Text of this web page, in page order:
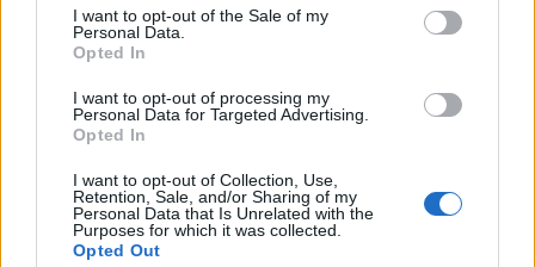
I want to opt-out of the Sale of my
Personal Data.
Opted In
I want to opt-out of processing my
Personal Data for Targeted Advertising.
Opted In
I want to opt-out of Collection, Use,
Retention, Sale, and/or Sharing of my
Personal Data that Is Unrelated with the
Purposes for which it was collected.
Opted Out
Σχετικά Άρθρα